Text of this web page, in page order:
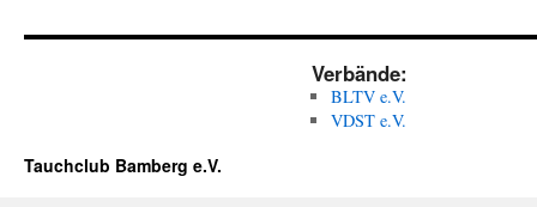
Verbände:
BLTV e.V.
VDST e.V.
Tauchclub Bamberg e.V.